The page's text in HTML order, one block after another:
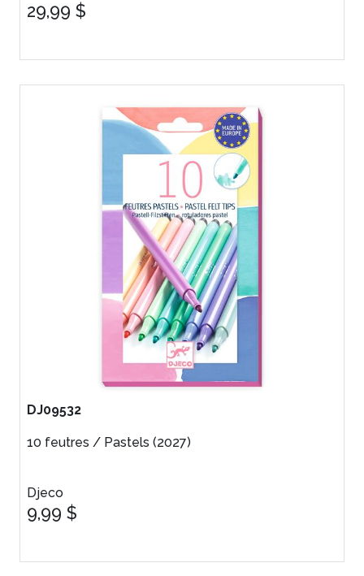
29,99 $
DJ09532
10 feutres / Pastels (2027)
Djeco
9,99 $